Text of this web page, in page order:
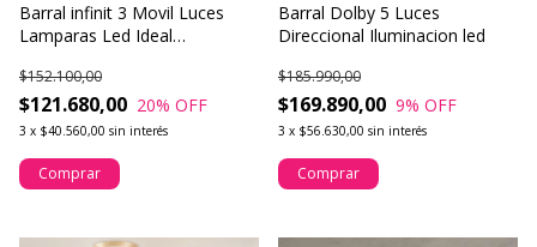
Barral infinit 3 Movil Luces
Lamparas Led Ideal
$121.680,00
$152.100,00
20% OFF
3 x $40.560,00 sin interés
Comprar
Barral Dolby 5 Luces
Direccional Iluminacion led
$169.890,00
$185.990,00
9% OFF
3 x $56.630,00 sin interés
Comprar